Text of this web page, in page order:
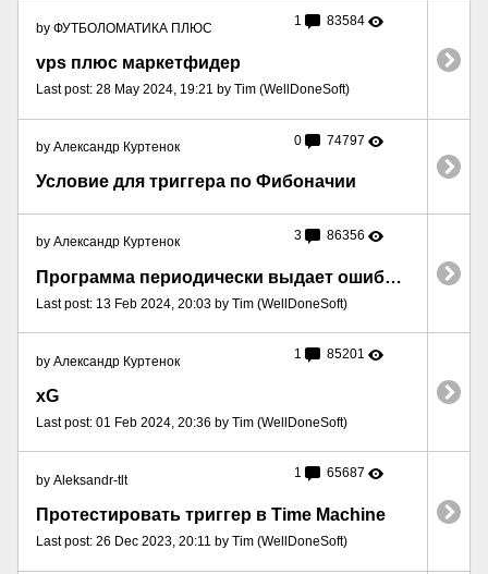
by ФУТБОЛОМАТИКА ПЛЮС 1 83584
vps плюс маркетфидер
Last post: 28 May 2024, 19:21 by Tim (WellDoneSoft)
by Александр Куртенок 0 74797
Условие для триггера по Фибоначии
by Александр Куртенок 3 86356
Программа периодически выдает ошибку и вылетает
Last post: 13 Feb 2024, 20:03 by Tim (WellDoneSoft)
by Александр Куртенок 1 85201
xG
Last post: 01 Feb 2024, 20:36 by Tim (WellDoneSoft)
by Aleksandr-tlt 1 65687
Протестировать триггер в Time Machine
Last post: 26 Dec 2023, 20:11 by Tim (WellDoneSoft)